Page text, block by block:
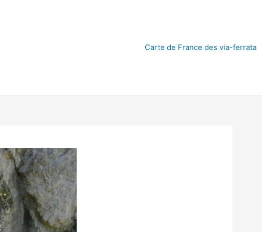
Carte de France des via-ferrata